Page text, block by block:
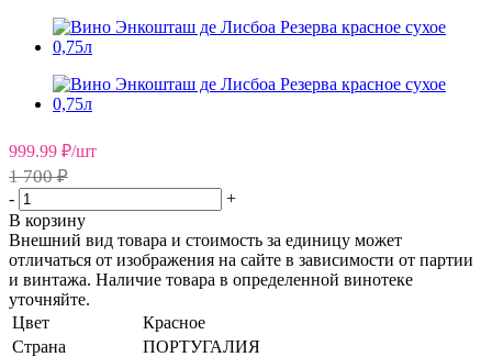
999.99 ₽/шт
1 700 ₽
-
+
В корзину
Внешний вид товара и стоимость за единицу может
отличаться от изображения на сайте в зависимости от партии
и винтажа. Наличие товара в определенной винотеке
уточняйте.
Цвет
Красное
Страна
ПОРТУГАЛИЯ